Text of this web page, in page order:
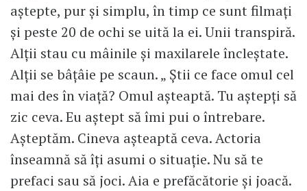
aștepte, pur și simplu, în timp ce sunt filmați
și peste 20 de ochi se uită la ei. Unii transpiră.
Alții stau cu mâinile și maxilarele încleștate.
Alții se bâțâie pe scaun. „ Știi ce face omul cel
mai des în viață? Omul așteaptă. Tu aștepți să
zic ceva. Eu aștept să îmi pui o întrebare.
Așteptăm. Cineva așteaptă ceva. Actoria
înseamnă să îți asumi o situație. Nu să te
prefaci sau să joci. Aia e prefăcătorie și joacă.